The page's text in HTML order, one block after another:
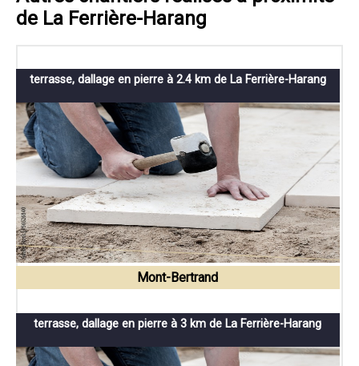
de La Ferrière-Harang
terrasse, dallage en pierre à 2.4 km de La Ferrière-Harang
Mont-Bertrand
terrasse, dallage en pierre à 3 km de La Ferrière-Harang